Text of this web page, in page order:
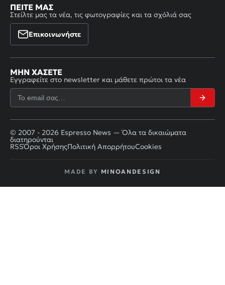
ΠΕΊΤΕ ΜΑΣ
Στείλτε μας τα νέα, τις φωτογραφίες και τα σχόλιά σας
Επικοινωνήστε
ΜΗΝ ΧΆΣΕΤΕ
Εγγραφείτε στο newsletter και μάθετε πρώτοι τα νέα
© 2007 - 2026 Espresso News — Όλα τα δικαιώματα
διατηρούνται
RSSΌροι ΧρήσηςΠολιτική ΑπορρήτουCookies
MADE BY MINOANDESIGN